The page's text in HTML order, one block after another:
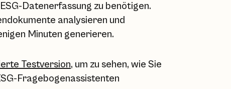
Datenerfassung zu benötigen.
analysieren und
Minuten generieren.
Testversion, um zu sehen, wie Sie
Fragebogenassistenten